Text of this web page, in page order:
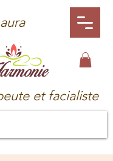
et facialiste